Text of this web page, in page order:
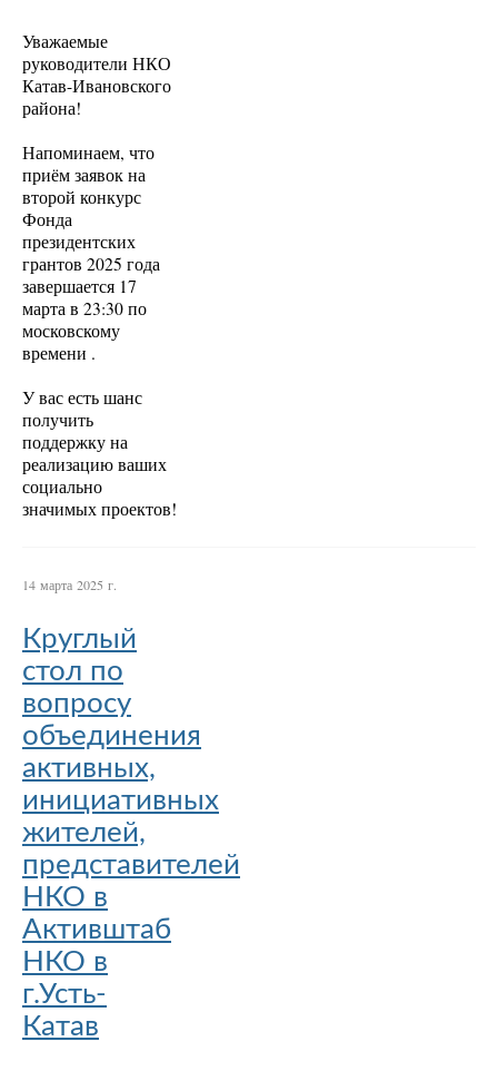
Уважаемые
руководители НКО
Катав-Ивановского
района!
Напоминаем, что
приём заявок на
второй конкурс
Фонда
президентских
грантов 2025 года
завершается 17
марта в 23:30 по
московскому
времени .
У вас есть шанс
получить
поддержку на
реализацию ваших
социально
значимых проектов!
14 марта 2025 г.
Круглый
стол по
вопросу
объединения
активных,
инициативных
жителей,
представителей
НКО в
Активштаб
НКО в
г.Усть-
Катав